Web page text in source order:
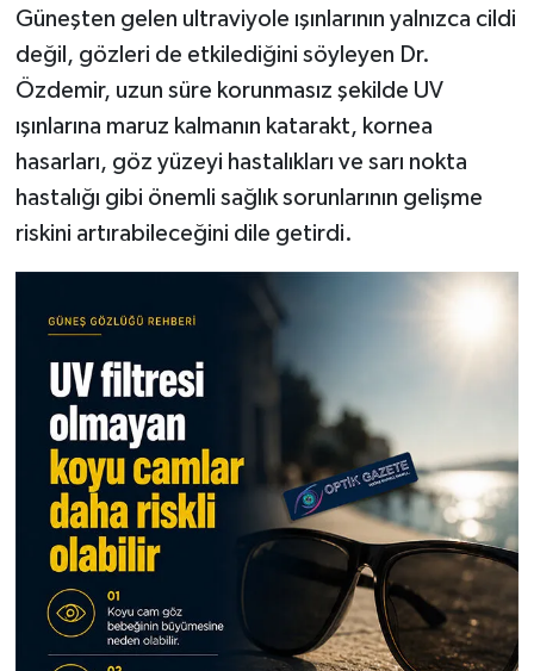
Güneşten gelen ultraviyole ışınlarının yalnızca cildi
değil, gözleri de etkilediğini söyleyen Dr.
Özdemir, uzun süre korunmasız şekilde UV
ışınlarına maruz kalmanın katarakt, kornea
hasarları, göz yüzeyi hastalıkları ve sarı nokta
hastalığı gibi önemli sağlık sorunlarının gelişme
riskini artırabileceğini dile getirdi.